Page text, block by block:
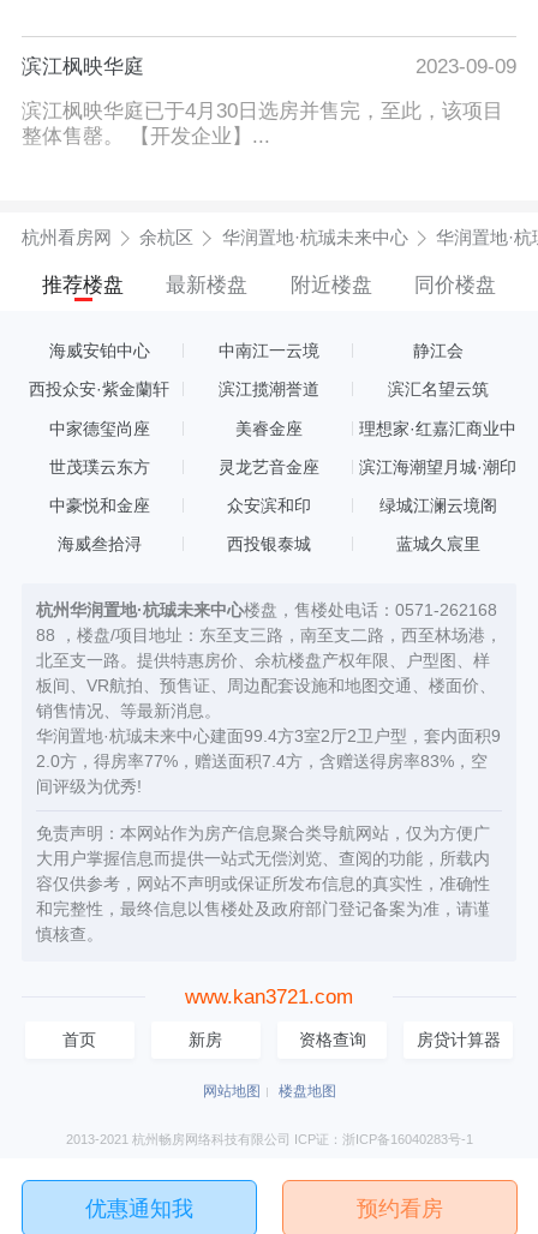
滨江枫映华庭
2023-09-09
滨江枫映华庭已于4月30日选房并售完，至此，该项目
整体售罄。 【开发企业】...
杭州看房网 余杭区 华润置地·杭珹未来中心 华润置地·
推荐楼盘 最新楼盘 附近楼盘 同价楼盘
海威安铂中心 中南江一云境 静江会
西投众安·紫金蘭轩 滨江揽潮誉道 滨汇名望云筑
中家德玺尚座 美睿金座
理想家·红嘉汇商业中
世茂璞云东方 灵龙艺音金座 滨江海潮望月城·潮印
中豪悦和金座 众安滨和印 绿城江澜云境阁
海威叁拾浔 西投银泰城 蓝城久宸里
杭州华润置地·杭珹未来中心楼盘，售楼处电话：0571-262168
88 ，楼盘/项目地址：东至支三路，南至支二路，西至林场港，
北至支一路。提供特惠房价、余杭楼盘产权年限、户型图、样
板间、VR航拍、预售证、周边配套设施和地图交通、楼面价、
销售情况、等最新消息。
华润置地·杭珹未来中心建面99.4方3室2厅2卫户型，套内面积9
2.0方，得房率77%，赠送面积7.4方，含赠送得房率83%，空
间评级为优秀!
免责声明：本网站作为房产信息聚合类导航网站，仅为方便广
大用户掌握信息而提供一站式无偿浏览、查阅的功能，所载内
容仅供参考，网站不声明或保证所发布信息的真实性，准确性
和完整性，最终信息以售楼处及政府部门登记备案为准，请谨
慎核查。
www.kan3721.com
首页 新房 资格查询 房贷计算器
网站地图 楼盘地图
2013-2021 杭州畅房网络科技有限公司 ICP证：浙ICP备16040283号-1
优惠通知我 预约看房